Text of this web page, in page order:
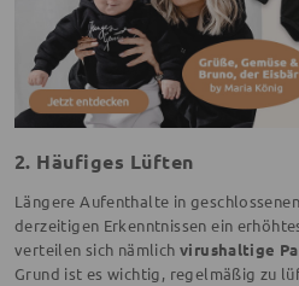
2. Häufiges Lüften
Längere Aufenthalte in
derzeitigen Erkenntnissen ein
verteilen sich nämlich virushaltige
Grund ist es wichtig, regelmäßig zu